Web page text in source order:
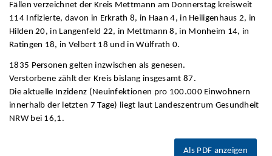
Fällen verzeichnet der Kreis Mettmann am Donnerstag kreisweit
114 Infizierte, davon in Erkrath 8, in Haan 4, in Heiligenhaus 2, in
Hilden 20, in Langenfeld 22, in Mettmann 8, in Monheim 14, in
Ratingen 18, in Velbert 18 und in Wülfrath 0.
1835 Personen gelten inzwischen als genesen.
Verstorbene zählt der Kreis bislang insgesamt 87.
Die aktuelle Inzidenz (Neuinfektionen pro 100.000 Einwohnern
innerhalb der letzten 7 Tage) liegt laut Landeszentrum Gesundheit
NRW bei 16,1.
Als PDF anzeigen